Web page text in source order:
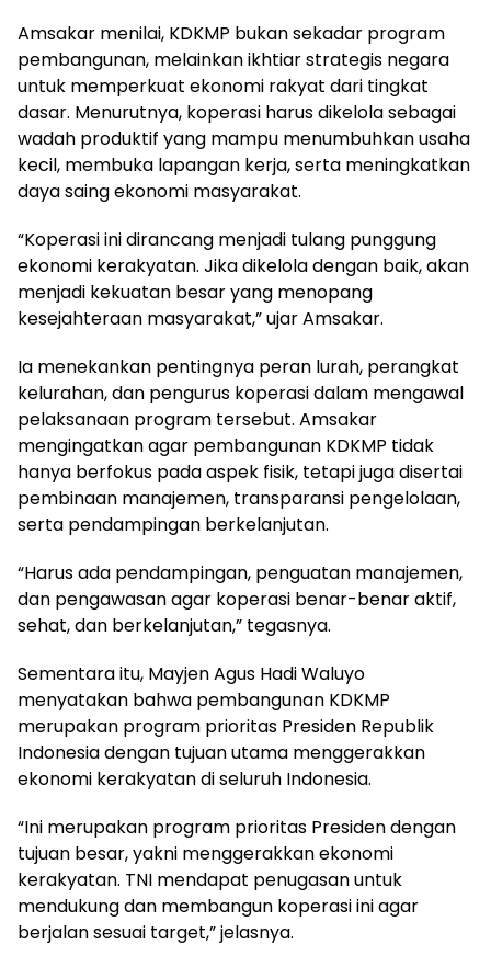
Amsakar menilai, KDKMP bukan sekadar program
pembangunan, melainkan ikhtiar strategis negara
untuk memperkuat ekonomi rakyat dari tingkat
dasar. Menurutnya, koperasi harus dikelola sebagai
wadah produktif yang mampu menumbuhkan usaha
kecil, membuka lapangan kerja, serta meningkatkan
daya saing ekonomi masyarakat.
“Koperasi ini dirancang menjadi tulang punggung
ekonomi kerakyatan. Jika dikelola dengan baik, akan
menjadi kekuatan besar yang menopang
kesejahteraan masyarakat,” ujar Amsakar.
Ia menekankan pentingnya peran lurah, perangkat
kelurahan, dan pengurus koperasi dalam mengawal
pelaksanaan program tersebut. Amsakar
mengingatkan agar pembangunan KDKMP tidak
hanya berfokus pada aspek fisik, tetapi juga disertai
pembinaan manajemen, transparansi pengelolaan,
serta pendampingan berkelanjutan.
“Harus ada pendampingan, penguatan manajemen,
dan pengawasan agar koperasi benar-benar aktif,
sehat, dan berkelanjutan,” tegasnya.
Sementara itu, Mayjen Agus Hadi Waluyo
menyatakan bahwa pembangunan KDKMP
merupakan program prioritas Presiden Republik
Indonesia dengan tujuan utama menggerakkan
ekonomi kerakyatan di seluruh Indonesia.
“Ini merupakan program prioritas Presiden dengan
tujuan besar, yakni menggerakkan ekonomi
kerakyatan. TNI mendapat penugasan untuk
mendukung dan membangun koperasi ini agar
berjalan sesuai target,” jelasnya.